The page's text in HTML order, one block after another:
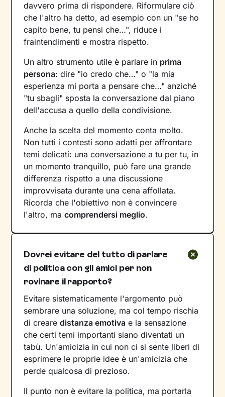
davvero prima di rispondere. Riformulare ciò
che l'altro ha detto, ad esempio con un "se ho
capito bene, tu pensi che…", riduce i
fraintendimenti e mostra rispetto.
Un altro strumento utile è parlare in prima
persona: dire "io credo che…" o "la mia
esperienza mi porta a pensare che…" anziché
"tu sbagli" sposta la conversazione dal piano
dell'accusa a quello della condivisione.
Anche la scelta del momento conta molto.
Non tutti i contesti sono adatti per affrontare
temi delicati: una conversazione a tu per tu, in
un momento tranquillo, può fare una grande
differenza rispetto a una discussione
improvvisata durante una cena affollata.
Ricorda che l'obiettivo non è convincere
l'altro, macomprendersi meglio.
Dovrei evitare del tutto di parlare
di politica con gli amici per non
rovinare il rapporto?
Evitare sistematicamente l'argomento può
sembrare una soluzione, ma col tempo rischia
di crearedistanza emotiva e la sensazione
che certi temi importanti siano diventati un
tabù. Un'amicizia in cui non ci si sente liberi di
esprimere le proprie idee è un'amicizia che
perde qualcosa di prezioso.
Il punto non è evitare la politica, ma portarla